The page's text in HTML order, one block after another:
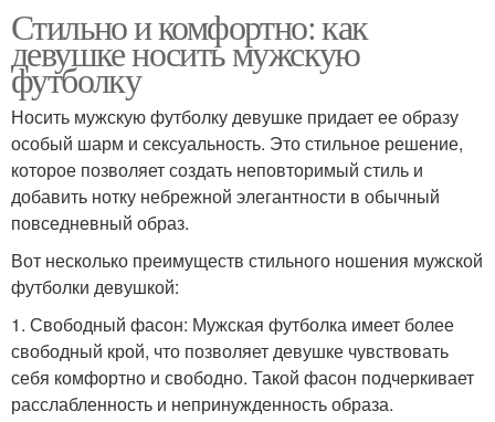
Стильно и комфортно: как
девушке носить мужскую
футболку
Носить мужскую футболку девушке придает ее образу
особый шарм и сексуальность. Это стильное решение,
которое позволяет создать неповторимый стиль и
добавить нотку небрежной элегантности в обычный
повседневный образ.
Вот несколько преимуществ стильного ношения мужской
футболки девушкой:
1. Свободный фасон: Мужская футболка имеет более
свободный крой, что позволяет девушке чувствовать
себя комфортно и свободно. Такой фасон подчеркивает
расслабленность и непринужденность образа.